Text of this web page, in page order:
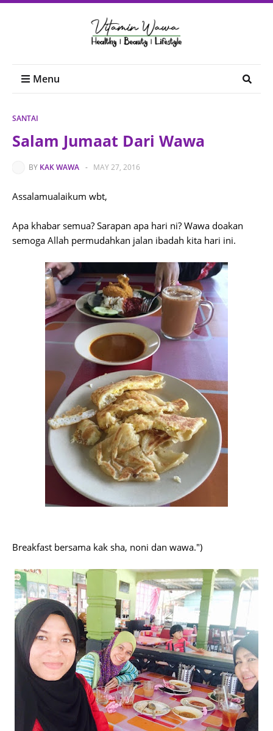
Menu
SANTAI
Salam Jumaat Dari Wawa
BY KAK WAWA - MAY 27, 2016
Assalamualaikum wbt,
Apa khabar semua? Sarapan apa hari ni? Wawa doakan
semoga Allah permudahkan jalan ibadah kita hari ini.
Breakfast bersama kak sha, noni dan wawa.")